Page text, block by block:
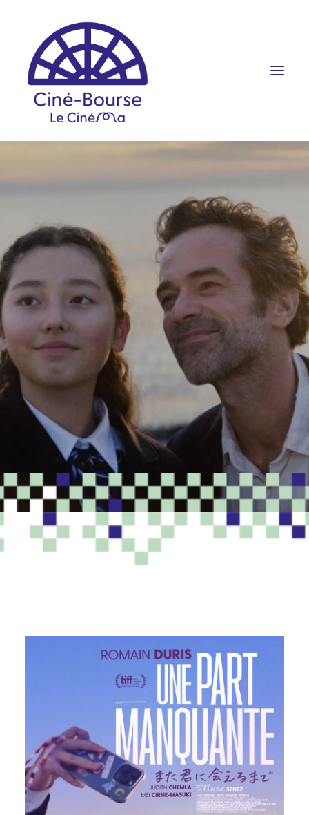
FILMS ET HORAIRES
SCOLAIRES
PRATIQUE
RÉSERVATION
PROGRAMME